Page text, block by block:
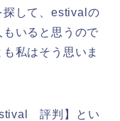
探して、estivalの
いると思うので
私はそう思いま
評判】とい